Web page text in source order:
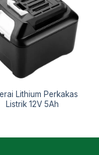
Lithium Perkakas
Listrik 12V 5Ah